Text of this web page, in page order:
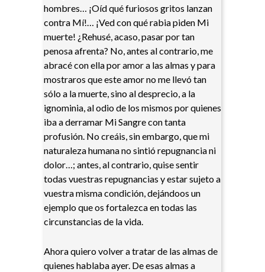
hombres… ¡Oíd qué furiosos gritos lanzan
contra Mí!… ¡Ved con qué rabia piden Mi
muerte! ¿Rehusé, acaso, pasar por tan
penosa afrenta? No, antes al contrario, me
abracé con ella por amor a las almas y para
mostraros que este amor no me llevó tan
sólo a la muerte, sino al desprecio, a la
ignominia, al odio de los mismos por quienes
iba a derramar Mi Sangre con tanta
profusión. No creáis, sin embargo, que mi
naturaleza humana no sintió repugnancia ni
dolor…; antes, al contrario, quise sentir
todas vuestras repugnancias y estar sujeto a
vuestra misma condición, dejándoos un
ejemplo que os fortalezca en todas las
circunstancias de la vida.
Ahora quiero volver a tratar de las almas de
quienes hablaba ayer. De esas almas a